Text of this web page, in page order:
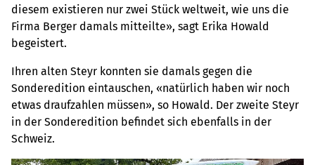
diesem existieren nur zwei Stück weltweit, wie uns die
Firma Berger damals mitteilte», sagt Erika Howald
begeistert.
Ihren alten Steyr konnten sie damals gegen die
Sonderedition eintauschen, «natürlich haben wir noch
etwas draufzahlen müssen», so Howald. Der zweite Steyr
in der Sonderedition befindet sich ebenfalls in der
Schweiz.